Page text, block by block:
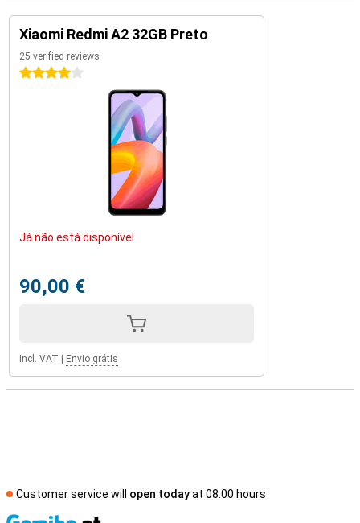
Xiaomi Redmi A2 32GB Preto
25 verified reviews
4 stars
Já não está disponível
90,00 €
Incl. VAT Envio grátis
Customer service will open todayat 08.00 hours